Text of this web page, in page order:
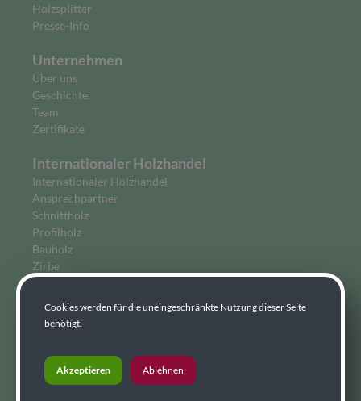
Holzsplitter
Presse-Info
Unternehmen
Über uns
Geschichte
Team
Zertifikate
Internationaler Holzhandel
Internationaler Holzhandel
Ansprechpartner
Schnittholz
Profilholz
Bauholz
Zirbe
Biobrennstoffe
Sibirische Lärche
Flexolar
Cookies werden für die uneingeschränkte Nutzung dieser Seite
benötigt.
Akzeptieren Ablehnen